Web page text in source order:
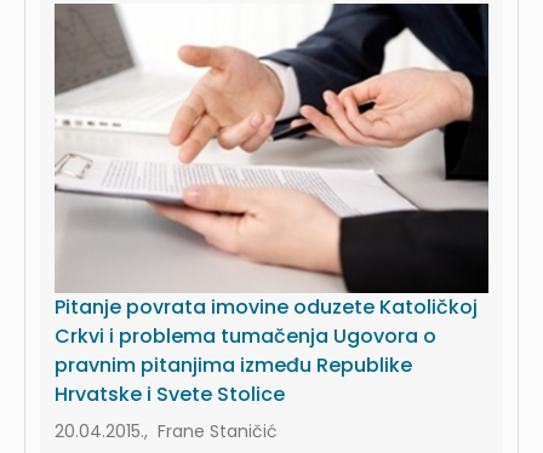
Pitanje povrata imovine oduzete Katoličkoj
Crkvi i problema tumačenja Ugovora o
pravnim pitanjima između Republike
Hrvatske i Svete Stolice
20.04.2015., Frane Staničić